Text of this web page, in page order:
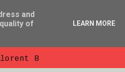
B
and
of
LEARN MORE